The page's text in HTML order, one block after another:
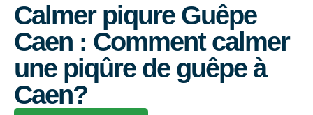
Calmer piqure Guêpe
Caen : Comment calmer
une piqûre de guêpe à
Caen?